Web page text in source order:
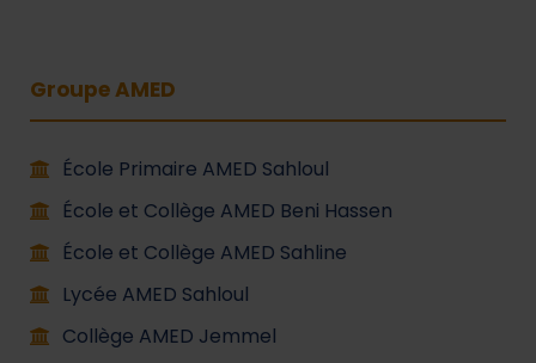
Groupe AMED
École Primaire AMED Sahloul
École et Collège AMED Beni Hassen
École et Collège AMED Sahline
Lycée AMED Sahloul
Collège AMED Jemmel